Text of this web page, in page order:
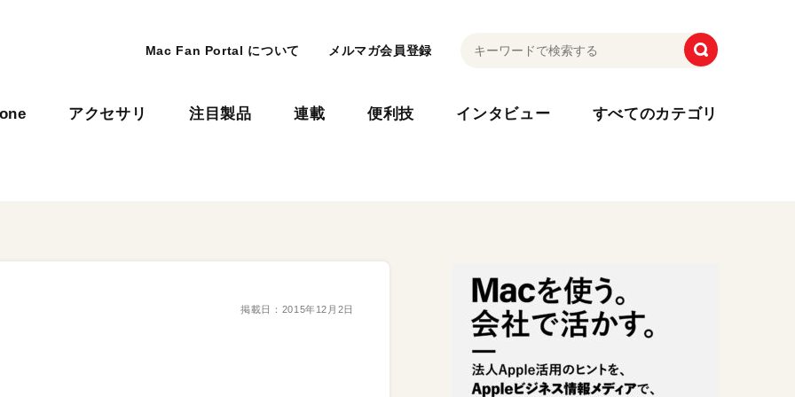
Mac Fan Portal について メルマガ会員登録
アクセサリ 注目製品 連載 便利技 インタビュー すべてのカテゴリ
掲載日： 2015年12月2日